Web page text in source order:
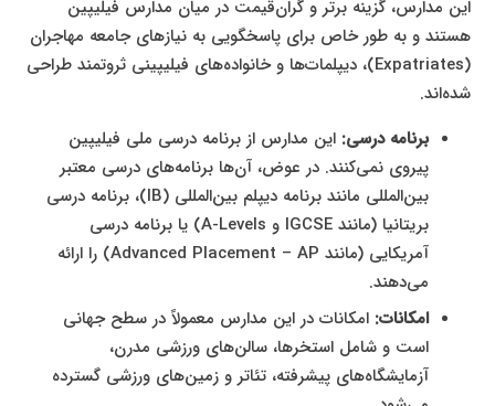
این مدارس، گزینه برتر و گران‌قیمت در میان مدارس فیلیپین
هستند و به طور خاص برای پاسخگویی به نیازهای جامعه مهاجران
(Expatriates)، دیپلمات‌ها و خانواده‌های فیلیپینی ثروتمند طراحی
شده‌اند.
برنامه درسی: این مدارس از برنامه درسی ملی فیلیپین
پیروی نمی‌کنند. در عوض، آن‌ها برنامه‌های درسی معتبر
بین‌المللی مانند برنامه دیپلم بین‌المللی (IB)، برنامه درسی
بریتانیا (مانند IGCSE و A-Levels) یا برنامه درسی
آمریکایی (مانند Advanced Placement – AP) را ارائه
می‌دهند.
امکانات: امکانات در این مدارس معمولاً در سطح جهانی
است و شامل استخرها، سالن‌های ورزشی مدرن،
آزمایشگاه‌های پیشرفته، تئاتر و زمین‌های ورزشی گسترده